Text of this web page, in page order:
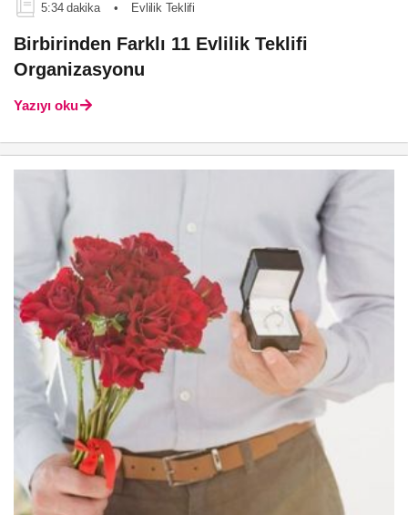
5:34 dakika • Evlilik Teklifi
Birbirinden Farklı 11 Evlilik Teklifi
Organizasyonu
Yazıyı oku